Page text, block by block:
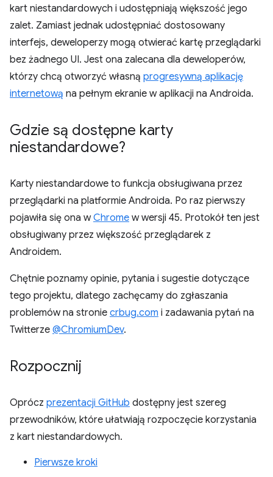
kart niestandardowych i udostępniają większość jego
zalet. Zamiast jednak udostępniać dostosowany
interfejs, deweloperzy mogą otwierać kartę przeglądarki
bez żadnego UI. Jest ona zalecana dla deweloperów,
którzy chcą otworzyć własną progresywną aplikację
internetową na pełnym ekranie w aplikacji na Androida.
Gdzie są dostępne karty
niestandardowe?
Karty niestandardowe to funkcja obsługiwana przez
przeglądarki na platformie Androida. Po raz pierwszy
pojawiła się ona wChrome w wersji 45. Protokół ten jest
obsługiwany przez większość przeglądarek z
Androidem.
Chętnie poznamy opinie, pytania i sugestie dotyczące
tego projektu, dlatego zachęcamy do zgłaszania
problemów na stronie crbug.com i zadawania pytań na
Twitterze @ChromiumDev.
Rozpocznij
Oprócz prezentacji GitHub dostępny jest szereg
przewodników, które ułatwiają rozpoczęcie korzystania
z kart niestandardowych.
Pierwsze kroki